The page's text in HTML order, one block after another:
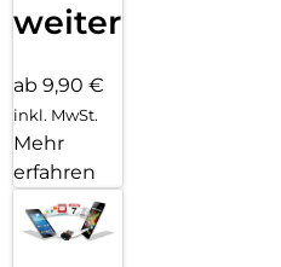
weiter
ab 9,90 €
inkl. MwSt.
Mehr
erfahren